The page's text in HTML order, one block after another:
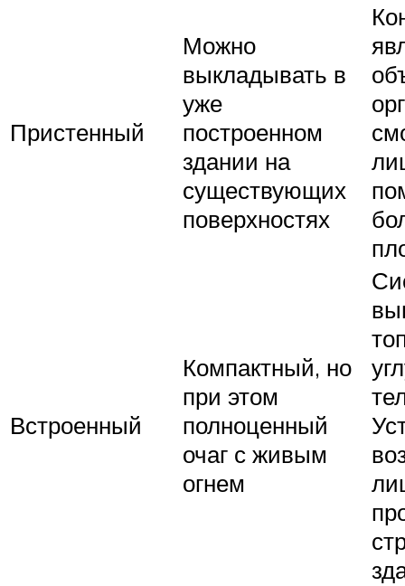
Пристенный
Можно
выкладывать в
уже
построенном
здании на
существующих
поверхностях
Встроенный
Компактный, но
при этом
полноценный
очаг с живым
огнем